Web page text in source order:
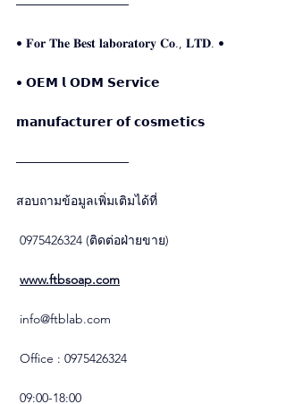
―――――――――
• 𝐅𝐨𝐫 𝐓𝐡𝐞 𝐁𝐞𝐬𝐭 𝐥𝐚𝐛𝐨𝐫𝐚𝐭𝐨𝐫𝐲 𝐂𝐨., 𝐋𝐓𝐃. •
• 𝗢𝗘𝗠 𝗹 𝗢𝗗𝗠 𝗦𝗲𝗿𝘃𝗶𝗰𝗲
𝗺𝗮𝗻𝘂𝗳𝗮𝗰𝘁𝘂𝗿𝗲𝗿 𝗼𝗳 𝗰𝗼𝘀𝗺𝗲𝘁𝗶𝗰𝘀
―――――――――
สอบถามข้อมูลเพิ่มเติมได้ที่
0975426324 (ติดต่อฝ่ายขาย)
www.ftbsoap.com
info@ftblab.com
Office : 0975426324
09:00-18:00